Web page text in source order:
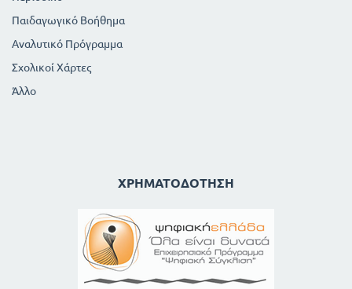
Παιδαγωγικό Βοήθημα
Αναλυτικό Πρόγραμμα
Σχολικοί Χάρτες
Άλλο
ΧΡΗΜΑΤΟΔΌΤΗΣΗ